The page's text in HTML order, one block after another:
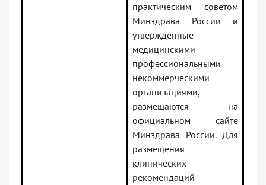
практическим советом
Минздрава России и
утвержденные
медицинскими
профессиональными
некоммерческими
организациями,
размещаются на
официальном сайте
Минздрава России. Для
размещения
клинических
рекомендаций